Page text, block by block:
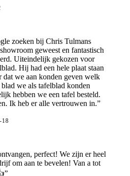
zoeken bij Chris Tulmans
geweest en fantastisch
Uiteindelijk gekozen voor
Hij had een hele plaat staan
dat we aan konden geven welk
we als tafelblad konden
hebben we een tafel besteld.
Ik heb er alle vertrouwen in.”
18
perfect! We zijn er heel
om aan te bevelen! Van a tot
”